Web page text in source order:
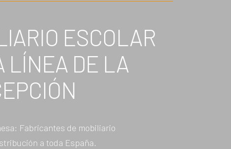
ESCOLAR
LÍNEA DE LA
Fabricantes de mobiliario
a toda España.